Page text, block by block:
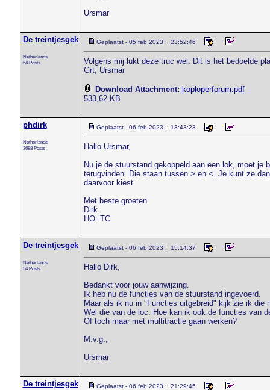
Ursmar
De treintjesgek
Netherlands
54 Posts
Geplaatst - 05 feb 2023 : 23:52:46
Volgens mij lukt deze truc wel. Dit is het bedoelde
Grt, Ursmar
Download Attachment: koploperforum.pdf
533,62 KB
phdirk
Netherlands
2688 Posts
Geplaatst - 06 feb 2023 : 13:43:23
Hallo Ursmar,
Nu je de stuurstand gekoppeld aan een lok, moet
terugvinden. Die staan tussen > en <. Je kunt ze
daarvoor kiest.
Met beste groeten
Dirk
HO=TC
De treintjesgek
Netherlands
54 Posts
Geplaatst - 06 feb 2023 : 15:14:37
Hallo Dirk,
Bedankt voor jouw aanwijzing.
Ik heb nu de functies van de stuurstand ingevoerd.
Maar als ik nu in "Functies uitgebreid" kijk zie ik die
Wel die van de loc. Hoe kan ik ook de functies van
Of toch maar met multitractie gaan werken?
M.v.g.,
Ursmar
De treintjesgek Geplaatst - 06 feb 2023 : 21:29:45